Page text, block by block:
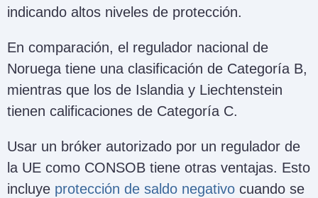
indicando altos niveles de protección.
En comparación, el regulador nacional de
Noruega tiene una clasificación de Categoría B,
mientras que los de Islandia y Liechtenstein
tienen calificaciones de Categoría C.
Usar un bróker autorizado por un regulador de
la UE como CONSOB tiene otras ventajas. Esto
incluye protección de saldo negativo cuando se